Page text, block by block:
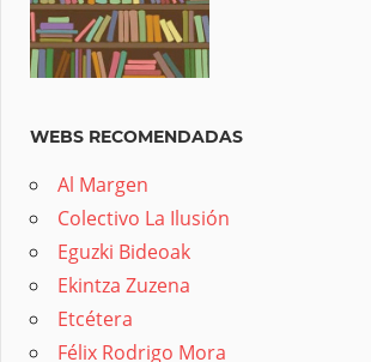
WEBS RECOMENDADAS
Al Margen
Colectivo La Ilusión
Eguzki Bideoak
Ekintza Zuzena
Etcétera
Félix Rodrigo Mora